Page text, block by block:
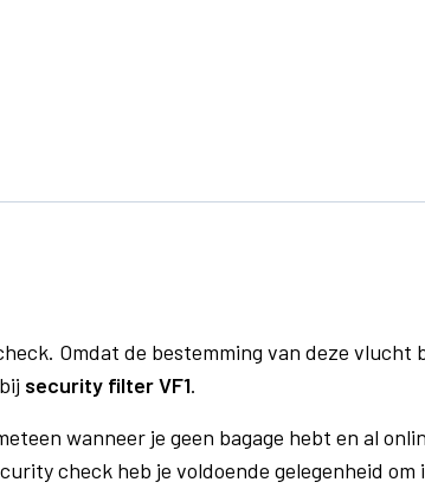
Omdat de bestemming van deze vlucht
security filter VF1.
wanneer je geen bagage hebt en al
check heb je voldoende gelegenheid